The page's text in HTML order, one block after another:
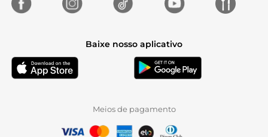
Baixe nosso aplicativo
Meios de pagamento